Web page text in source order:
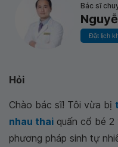
Bác sĩ
Đặt lịch
Hỏi
Chào bác sĩ! Tôi vừa bị
nhau thai quấn cổ bé
phương pháp sinh tự